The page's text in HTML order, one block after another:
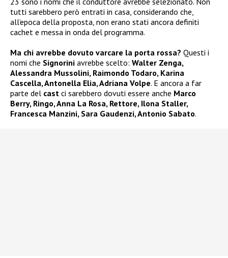
tutti sarebbero però entrati in casa, considerando che,
all’epoca della proposta, non erano stati ancora definiti
cachet e messa in onda del programma.
Ma chi avrebbe dovuto varcare la porta rossa? Questi i
nomi che Signorini avrebbe scelto: Walter Zenga,
Alessandra Mussolini, Raimondo Todaro, Karina
Cascella, Antonella Elia, Adriana Volpe. E ancora a far
parte del cast ci sarebbero dovuti essere anche Marco
Berry, Ringo, Anna La Rosa, Rettore, Ilona Staller,
Francesca Manzini, Sara Gaudenzi, Antonio Sabato.